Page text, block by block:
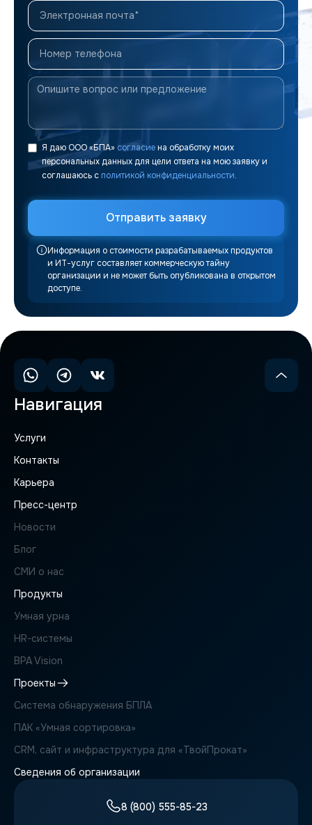
Я даю ООО «БПА» согласиена обработку моих
персональных данных для цели ответа на мою заявку и
соглашаюсь с политикой конфиденциальности.
Информация о стоимости разрабатываемых продуктов
и ИТ-услуг составляет коммерческую тайну
организации и не может быть опубликована в открытом
доступе.
Навигация
Услуги
Пресс-центр
Продукты
Проекты
Контакты
Новости
Умная урна
Система обнаружения БПЛА
Карьера
Блог
HR-системы
ПАК «Умная сортировка»
Сведения об организации
СМИ о нас
BPA Vision
CRM, сайт и инфраструктура для «ТвойПрокат»
8 (800) 555-85-23